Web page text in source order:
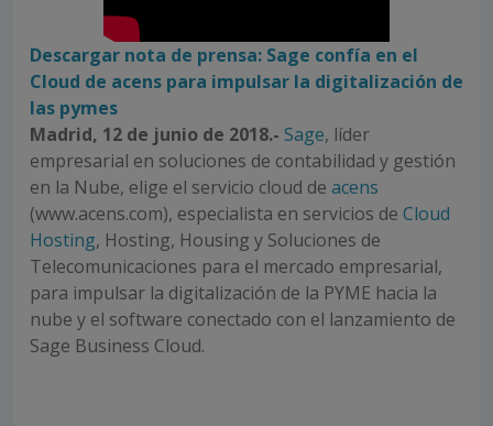
Descargar nota de prensa: Sage confía en el
Cloud de acens para impulsar la digitalización de
las pymes
Madrid, 12 de junio de 2018.- Sage, líder
empresarial en soluciones de contabilidad y gestión
en la Nube, elige el servicio cloud de acens
(www.acens.com), especialista en servicios de Cloud
Hosting, Hosting, Housing y Soluciones de
Telecomunicaciones para el mercado empresarial,
para impulsar la digitalización de la PYME hacia la
nube y el software conectado con el lanzamiento de
Sage Business Cloud.